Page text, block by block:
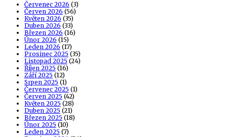
Červenec 2026 (3)
Červen 2026 (56)
Květen 2026 (35)
Duben 2026 (33)
Březen 2026 (16)
Únor 2026 (15)
Leden 2026 (17)
Prosinec 2025 (35)
Listopad 2025 (24)
Říjen 2025 (16)
Září 2025 (12)
Srpen 2025 (1)
Červenec 2025 (1)
Červen 2025 (42)
Květen 2025 (28)
Duben 2025 (21)
Březen 2025 (18)
Únor 2025 (10)
Leden 2025 (7)